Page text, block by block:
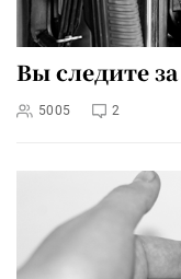
Вы следите
5005 2